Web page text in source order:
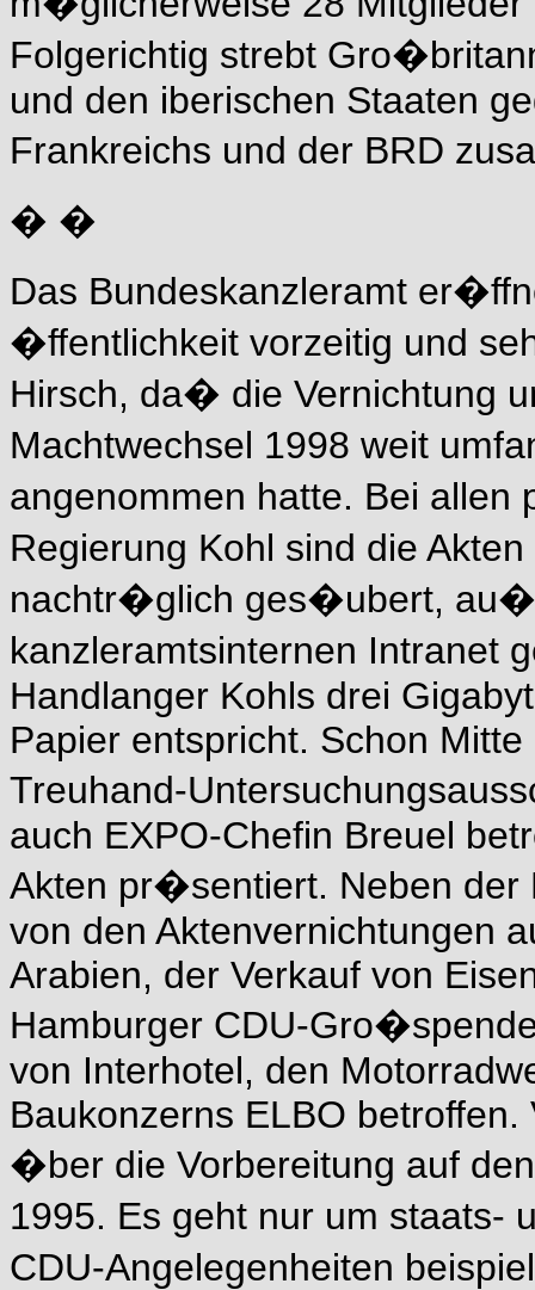
Folgerichtig strebt
und den iberischen Staaten
Frankreichs und der BRD
� �
Das Bundeskanzleramt
�ffentlichkeit vorzeitig und
Hirsch, da� die Vernichtung
Machtwechsel 1998 weit
angenommen hatte. Bei
Regierung Kohl sind die
nachtr�glich ges�ubert,
kanzleramtsinternen
Handlanger Kohls drei
Papier entspricht. Schon
Treuhand-
auch EXPO-Chefin Breuel
Akten pr�sentiert. Neben der
von den Aktenvernichtungen
Arabien, der Verkauf von
Hamburger CDU-
von Interhotel, den
Baukonzerns ELBO
�ber die Vorbereitung auf
1995. Es geht nur um staats-
CDU-Angelegenheiten